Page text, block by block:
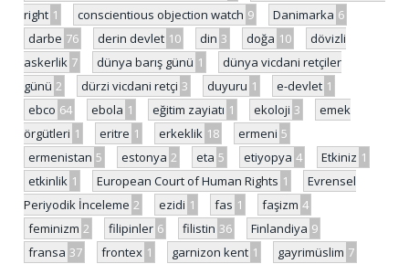
right 1 conscientious objection watch 9 Danimarka 6
darbe 76 derin devlet 10 din 3 doğa 10
dövizli
askerlik 7 dünya barış günü 1
dünya vicdani retçiler
günü 2 dürzi vicdani retçi 3 duyuru 1 e-devlet 1
ebco 64 ebola 1 eğitim zayiatı 1 ekoloji 3
emek
örgütleri 1 eritre 1 erkeklik 18 ermeni 5
ermenistan 5 estonya 2 eta 5 etiyopya 4 Etkiniz 1
etkinlik 1 European Court of Human Rights 1
Evrensel
Periyodik İnceleme 2 ezidi 1 fas 1 faşizm 4
feminizm 2 filipinler 6 filistin 36 Finlandiya 9
fransa 37 frontex 1 garnizon kent 1 gayrimüslim 7